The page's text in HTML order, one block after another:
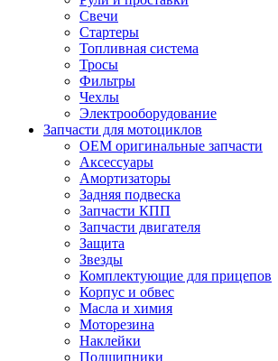
Свечи
Стартеры
Топливная система
Тросы
Фильтры
Чехлы
Электрооборудование
Запчасти для мотоциклов
OEM оригинальные запчасти
Аксессуары
Амортизаторы
Задняя подвеска
Запчасти КПП
Запчасти двигателя
Защита
Звезды
Комплектующие для прицепов
Корпус и обвес
Масла и химия
Моторезина
Наклейки
Подшипники